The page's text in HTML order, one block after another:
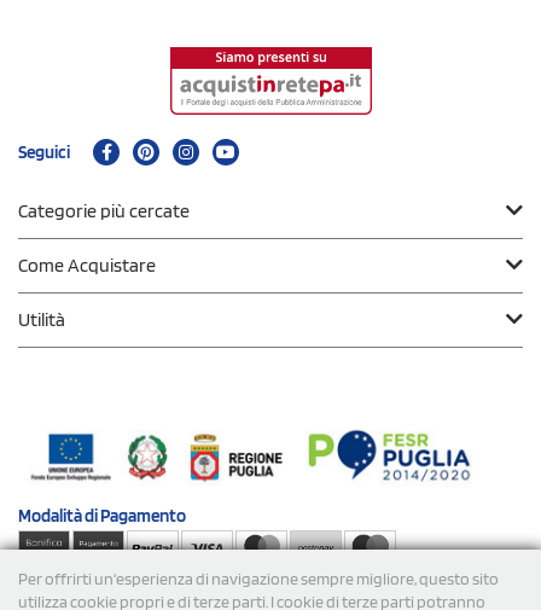
Per offrirti un'esperienza di navigazione sempre migliore, questo sito
utilizza cookie propri e di terze parti. I cookie di terze parti potranno
Seguici
Categorie più cercate
Come Acquistare
Utilità
Modalità diPagamento
Spedizioni